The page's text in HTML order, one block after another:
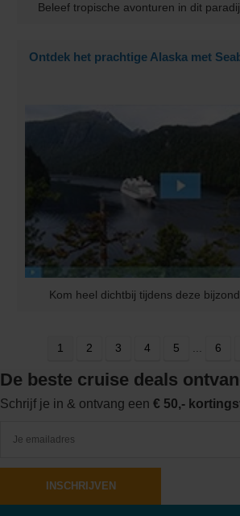
Beleef tropische avonturen in dit
Ontdek het prachtige Alaska met
Kom heel dichtbij tijdens deze
1 2 3 4 5 6
De beste cruise deals
Schrijf je in & ontvang een € 50,-
INSCHRIJVEN